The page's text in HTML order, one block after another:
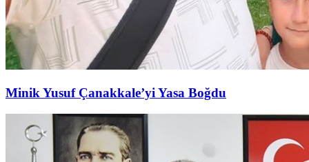
Minik Yusuf Çanakkale’yi Yasa Boğdu